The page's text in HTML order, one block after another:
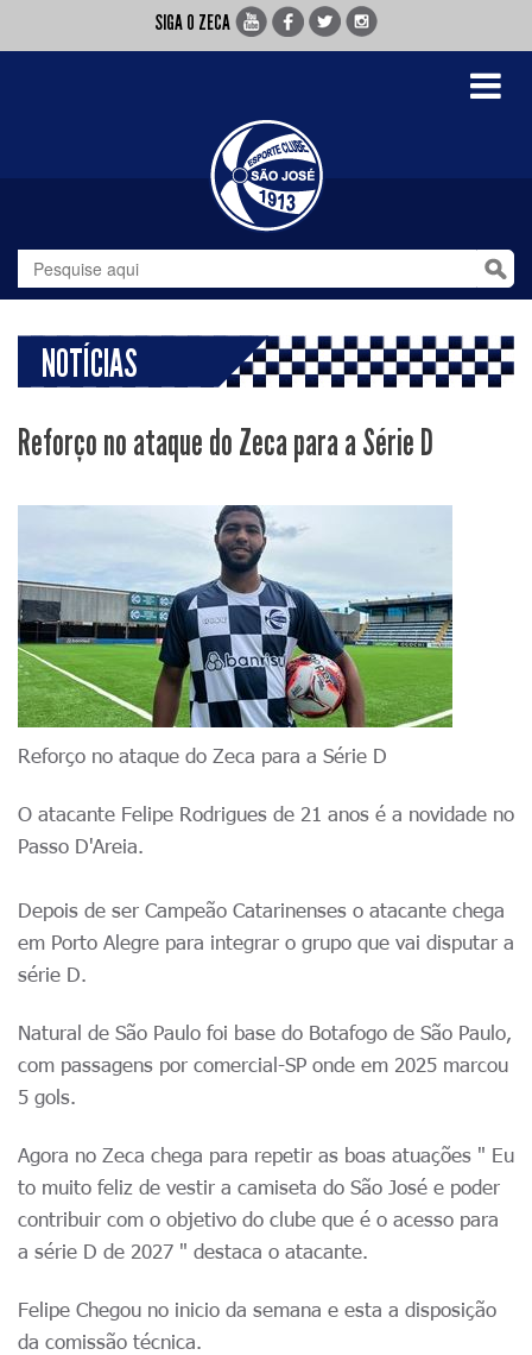
SIGA O ZECA
Toggle
NOTÍCIAS
Reforço no ataque do Zeca para a Série D
Reforço no ataque do Zeca para a Série D
O atacante Felipe Rodrigues de 21 anos é a novidade no
Passo D'Areia.
Depois de ser Campeão Catarinenses o atacante chega
em Porto Alegre para integrar o grupo que vai disputar a
série D.
Natural de São Paulo foi base do Botafogo de São Paulo,
com passagens por comercial-SP onde em 2025 marcou
5 gols.
Agora no Zeca chega para repetir as boas atuações " Eu
to muito feliz de vestir a camiseta do São José e poder
contribuir com o objetivo do clube que é o acesso para
a série D de 2027 " destaca o atacante.
Felipe Chegou no inicio da semana e esta a disposição
da comissão técnica.